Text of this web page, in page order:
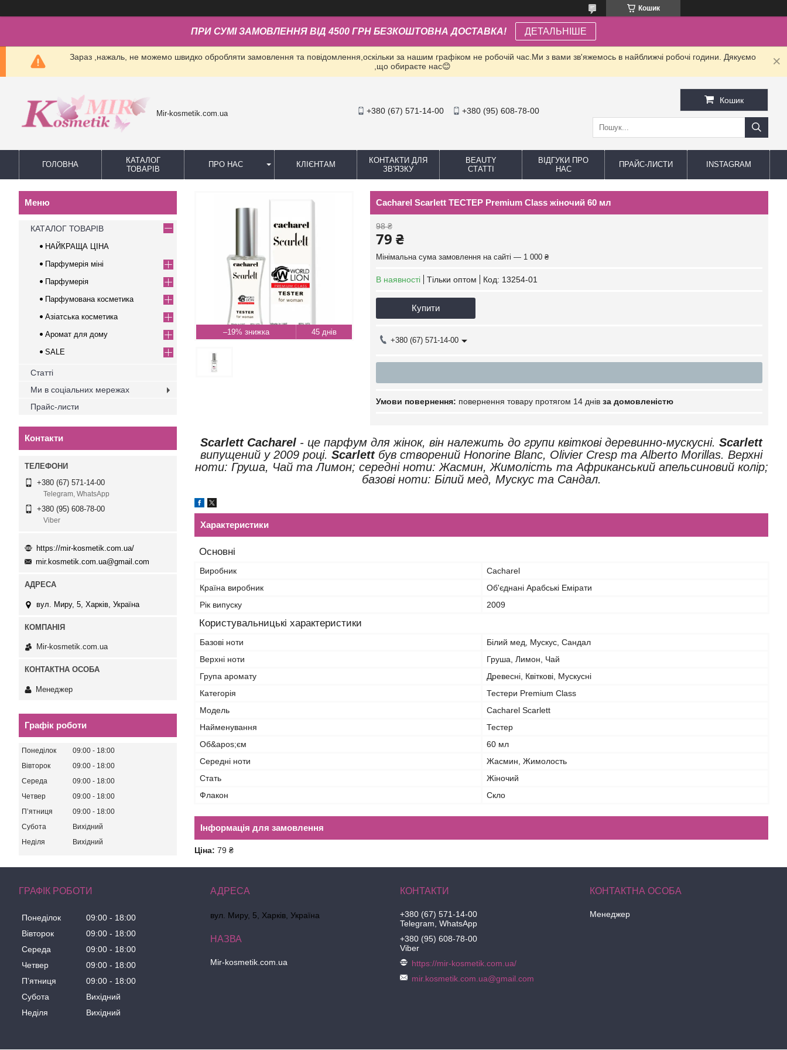
Кошик
ПРИ СУМІ ЗАМОВЛЕННЯ ВІД 4500 ГРН БЕЗКОШТОВНА ДОСТАВКА! ДЕТАЛЬНІШЕ
Зараз ,нажаль, не можемо швидко обробляти замовлення та повідомлення,оскільки за нашим графіком не робочій час.Ми з вами зв'яжемось в найближчі робочі години. Дякуємо
,що обираєте нас😊
Mir-kosmetik.com.ua +380 (67) 571-14-00 +380 (95) 608-78-00
Кошик
ГОЛОВНА
КАТАЛОГ
ТОВАРІВ
ПРО НАС КЛІЄНТАМ
КОНТАКТИ ДЛЯ
ЗВ'ЯЗКУ
BEAUTY
СТАТТІ
ВІДГУКИ ПРО
НАС
ПРАЙС-ЛИСТИ INSTAGRAM
–19% 45 днів
Cacharel Scarlett ТЕСТЕР Premium Class жіночий 60 мл
98 ₴
79 ₴
Мінімальна сума замовлення на сайті — 1 000 ₴
В наявності Тільки оптом Код: 13254-01
Купити
+380 (67) 571-14-00
повернення товару протягом 14 днів за домовленістю
Scarlett Cacharel - це парфум для жінок, він належить до групи квіткові деревинно-мускусні. Scarlett
випущений у 2009 році. Scarlettбув створений Honorine Blanc, Olivier Cresp та Alberto Morillas. Верхні
ноти: Груша, Чай та Лимон; середні ноти: Жасмин, Жимолість та Африканський апельсиновий колір;
базові ноти: Білий мед, Мускус та Сандал.
Характеристики
Основні
Виробник
Cacharel
Країна виробник
Об'єднані Арабські Емірати
Рік випуску
2009
Користувальницькі характеристики
Базові ноти
Білий мед, Мускус, Сандал
Верхні ноти
Груша, Лимон, Чай
Група аромату
Древесні, Квіткові, Мускусні
Категорія
Тестери Premium Class
Мoдель
Cacharel Scarlett
Найменування
Тестер
Об&apos;єм
60 мл
Середні ноти
Жасмин, Жимолость
Стать
Жіночий
Флакон
Скло
Інформація для замовлення
Ціна: 79 ₴
КАТАЛОГ ТОВАРІВ
НАЙКРАЩА ЦІНА
Парфумерія міні
Парфумерія
Парфумована косметика
Азіатська косметика
Аромат для дому
SALE
Статті
Ми в соціальних мережах
Прайс-листи
Контакти
+380 (67) 571-14-00
Telegram, WhatsApp
+380 (95) 608-78-00
Viber
https://mir-kosmetik.com.ua/
mir.kosmetik.com.ua@gmail.com
вул. Миру, 5, Харків, Україна
Mir-kosmetik.com.ua
Менеджер
Графік роботи
Понеділок 09:00
18:00
Вівторок
09:00
18:00
Середа
09:00
18:00
Четвер
09:00
18:00
Пʼятниця
09:00
18:00
Субота
Вихідний
Неділя
Вихідний
ГРАФІК РОБОТИ
Понеділок 09:00
18:00
Вівторок
09:00
18:00
Середа
09:00
18:00
Четвер
09:00
18:00
Пʼятниця
09:00
18:00
Субота
Вихідний
Неділя
Вихідний
вул. Миру, 5, Харків, Україна
Mir-kosmetik.com.ua
+380 (67) 571-14-00
Telegram, WhatsApp
+380 (95) 608-78-00
Viber
https://mir-kosmetik.com.ua/
mir.kosmetik.com.ua@gmail.com
Менеджер